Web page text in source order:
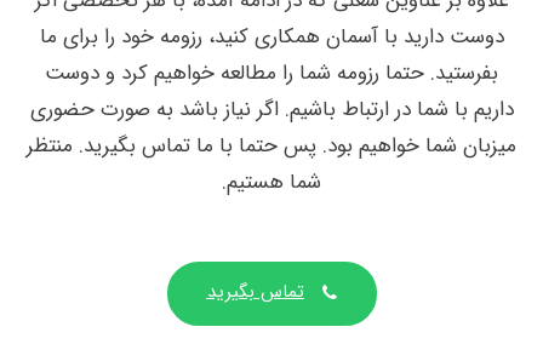
دوست دارید با آسمان همکاری کنید، رزومه خود را برای ما
بفرستید. حتما رزومه شما را مطالعه خواهیم کرد و دوست
داریم با شما در ارتباط باشیم. اگر نیاز باشد به صورت حضوری
میزبان شما خواهیم بود. پس حتما با ما تماس بگیرید. منتظر
شما هستیم.
تماس بگیرید